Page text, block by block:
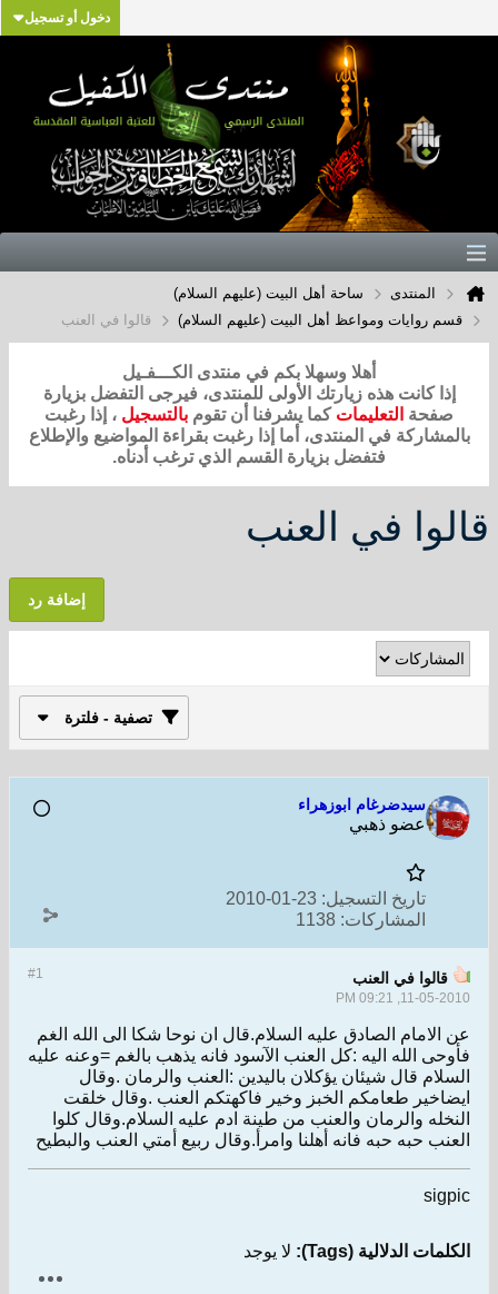
دخول أو تسجيل
المنتدى
ساحة أهل البيت (عليهم السلام)
قسم روايات ومواعظ أهل البيت (عليهم السلام)
قالوا في العنب
أهلا وسهلا بكم في منتدى الكـــفـيل
إذا كانت هذه زيارتك الأولى للمنتدى، فيرجى التفضل بزيارة
صفحة التعليمات كما يشرفنا أن تقوم بالتسجيل ، إذا رغبت
بالمشاركة في المنتدى، أما إذا رغبت بقراءة المواضيع والإطلاع
فتفضل بزيارة القسم الذي ترغب أدناه.
قالوا في العنب
إضافة رد
تصفية - فلترة
سيدضرغام ابوزهراء
عضو ذهبي
تاريخ التسجيل: 23-01-2010
المشاركات: 1138
#1 قالوا في العنب
11-05-2010, 09:21 PM
عن الامام الصادق عليه السلام.قال ان نوحا شكا الى الله الغم
فأوحى الله اليه :كل العنب الآسود فانه يذهب بالغم =وعنه عليه
السلام قال شيئان يؤكلان باليدين :العنب والرمان .وقال
ايضاخير طعامكم الخبز وخير فاكهتكم العنب .وقال خلقت
النخله والرمان والعنب من طينة ادم عليه السلام.وقال كلوا
العنب حبه حبه فانه أهلنا وامرأ.وقال ربيع أمتي العنب والبطيح
sigpic
الكلمات الدلالية (Tags): لا يوجد